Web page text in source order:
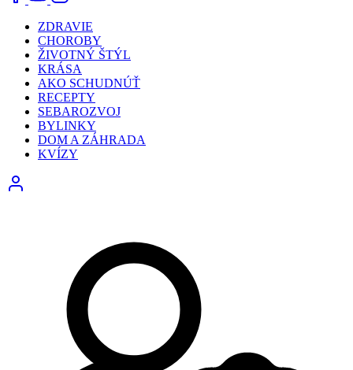
ZDRAVIE
CHOROBY
ŽIVOTNÝ ŠTÝL
KRÁSA
AKO SCHUDNÚŤ
RECEPTY
SEBAROZVOJ
BYLINKY
DOM A ZÁHRADA
KVÍZY